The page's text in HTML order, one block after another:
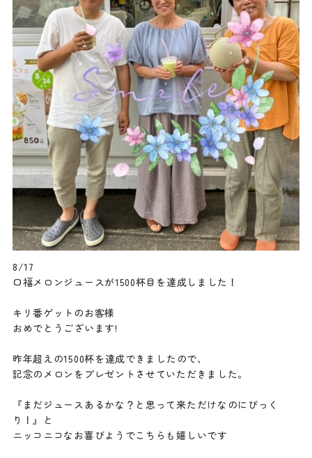
8/17
口福メロンジュースが1500杯目を達成しました！
キリ番ゲットのお客様
おめでとうございます!
昨年超えの1500杯を達成できましたので、
記念のメロンをプレゼントさせていただきました。
『まだジュースあるかな？と思って来ただけなのにびっく
り！』と
ニッコニコなお喜びようでこちらも嬉しいです